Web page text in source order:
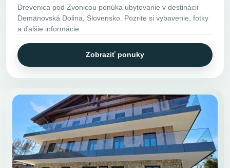
Drevenica pod Zvonicou ponúka ubytovanie v destinácii
Demänovská Dolina, Slovensko. Pozrite si vybavenie, fotky
a ďalšie informácie.
Zobraziť ponuky